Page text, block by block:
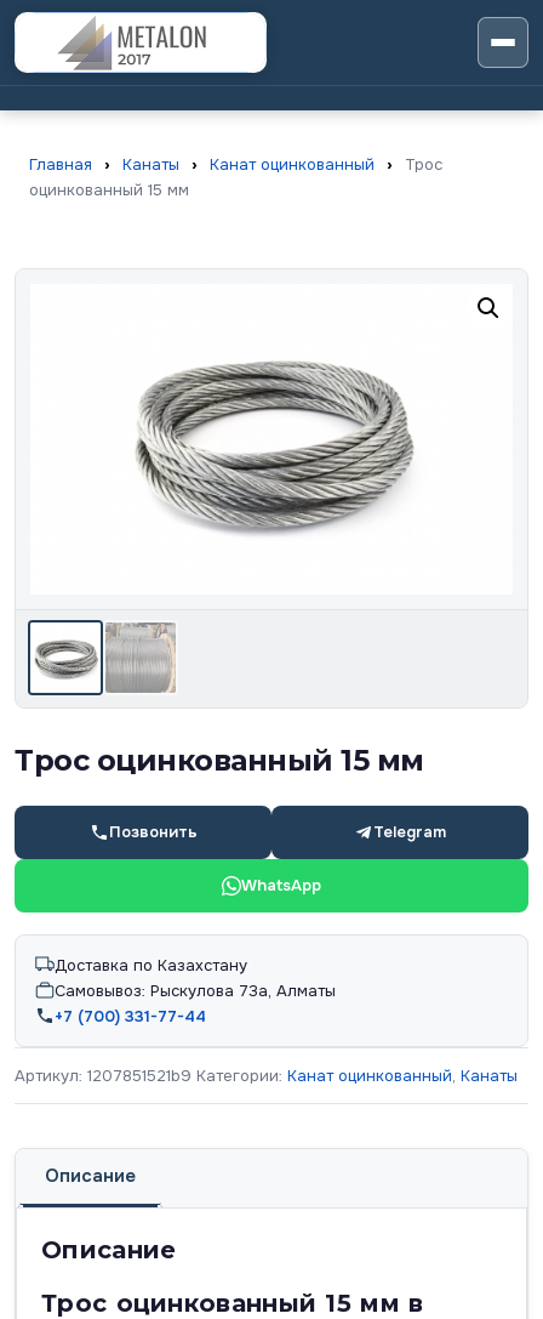
Главная › Канаты › Канат оцинкованный ›
Трос
оцинкованный 15 мм
Трос оцинкованный 15 мм
Позвонить Telegram
WhatsApp
Доставка по Казахстану
Самовывоз: Рыскулова 73а, Алматы
+7 (700) 331-77-44
Артикул: 1207851521b9 Категории: Канат оцинкованный, Канаты
Описание
Описание
Трос оцинкованный 15 мм в